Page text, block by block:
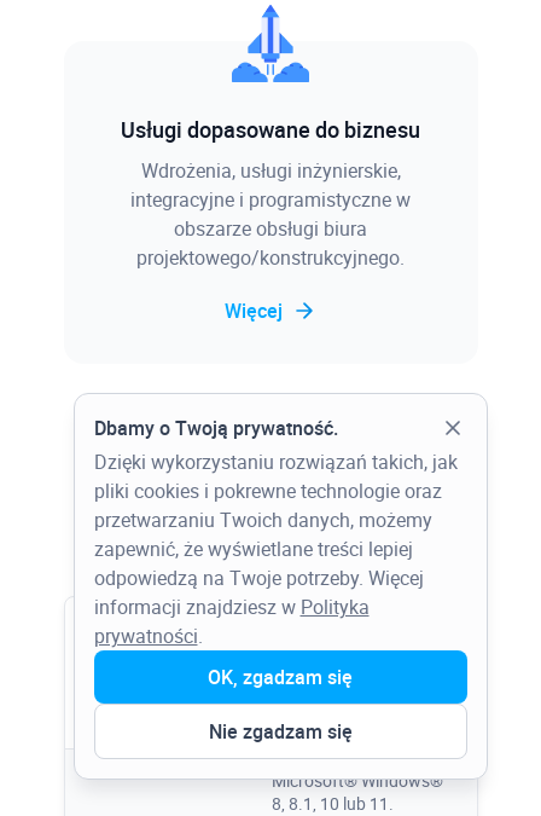
Usługi dopasowane do biznesu
Wdrożenia, usługi inżynierskie,
integracyjne i programistyczne w
obszarze obsługi biura
projektowego/konstrukcyjnego.
Więcej
Baza wiedzy
Blisko 2500 rozwiązanych problemów
projektowych, a także związanych z
instalacją i błędami oprogramowania,
wadliwie działającym sprzętem, itp.
Więcej
Pokaż więcej
Wymagania
systemowe –
Autodesk FormIt
specyfikacja
Microsoft® Windows®
8, 8.1, 10 lub 11.
Dbamy o Twoją prywatność.
Dzięki wykorzystaniu rozwiązań takich, jak
pliki cookies i pokrewne technologie oraz
przetwarzaniu Twoich danych, możemy
zapewnić, że wyświetlane treści lepiej
odpowiedzą na Twoje potrzeby. Więcej
informacji znajdziesz w Polityka
prywatności.
Nie zgadzam się
OK, zgadzam się